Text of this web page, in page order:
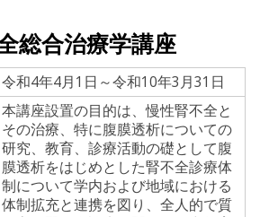
総合治療学講座
令和4年4月1日～令和10年3月31日
本講座設置の目的は、慢性腎不全と
その治療、特に腹膜透析についての
研究、教育、診療活動の礎として腹
膜透析をはじめとした腎不全診療体
制について学内および地域における
体制拡充と連携を図り、全人的で質